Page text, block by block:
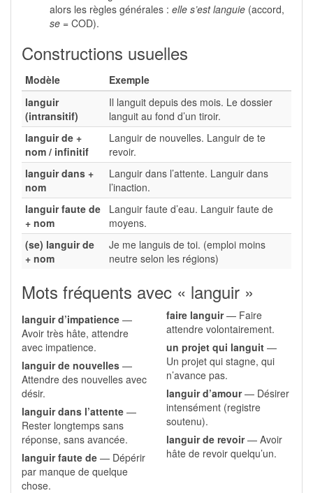
alors les règles générales : elle s’est languie (accord,
se = COD).
Constructions usuelles
Modèle
Exemple
languir
(intransitif)
Il languit depuis des mois. Le dossier
languit au fond d’un tiroir.
languir de +
nom / infinitif
Languir de nouvelles. Languir de te
revoir.
languir dans +
nom
Languir dans l’attente. Languir dans
l’inaction.
languir faute de
+ nom
Languir faute d’eau. Languir faute de
moyens.
(se) languir de
+ nom
Je me languis de toi. (emploi moins
neutre selon les régions)
Mots fréquents avec « languir »
languir d’impatience —
Avoir très hâte, attendre
avec impatience.
languir de nouvelles —
Attendre des nouvelles avec
désir.
languir dans l’attente —
Rester longtemps sans
réponse, sans avancée.
languir faute de — Dépérir
par manque de quelque
chose.
faire languir— Faire
attendre volontairement.
un projet qui languit —
Un projet qui stagne, qui
n’avance pas.
languir d’amour— Désirer
intensément (registre
soutenu).
languir de revoir— Avoir
hâte de revoir quelqu’un.